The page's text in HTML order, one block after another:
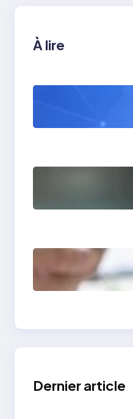
À lire
sortie
Site
Dernier article